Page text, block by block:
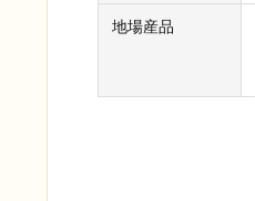
地場産品